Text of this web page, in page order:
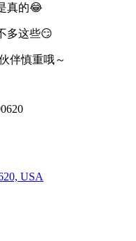
真的😂
多这些😏
伴慎重哦～
USA